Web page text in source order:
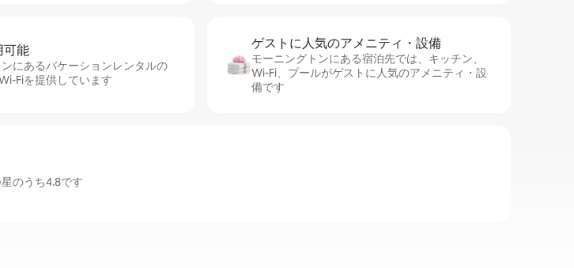
可⁠能
にあるバケーションレンタルの
Fiを提供しています
ゲストに人⁠気⁠のア⁠メ⁠ニ⁠テ⁠ィ・設⁠備
モーニングトンにある宿泊先では、キッチン、
Wi-Fi、プールがゲストに人気のアメニティ・設
備です
のうち4.8です